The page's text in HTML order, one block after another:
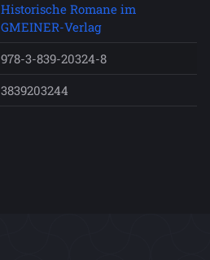
Historische Romane im
GMEINER-Verlag
978-3-839-20324-8
3839203244